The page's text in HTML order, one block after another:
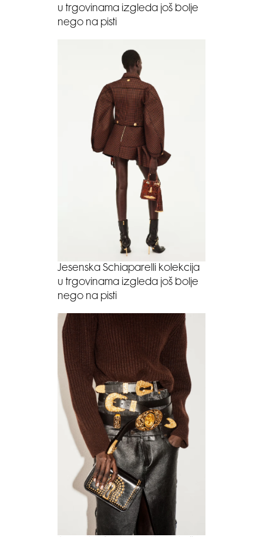
u trgovinama izgleda još bolje
nego na pisti
Jesenska Schiaparelli kolekcija
u trgovinama izgleda još bolje
nego na pisti